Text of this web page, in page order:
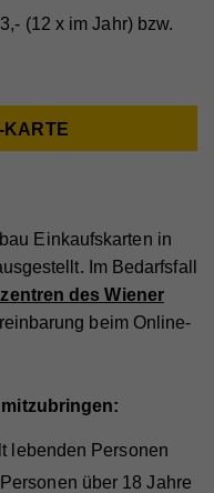
(12 x im Jahr) bzw.
KARTE
Einkaufskarten in
Im Bedarfsfall
des Wiener
beim Online-
lebenden Personen
über 18 Jahre